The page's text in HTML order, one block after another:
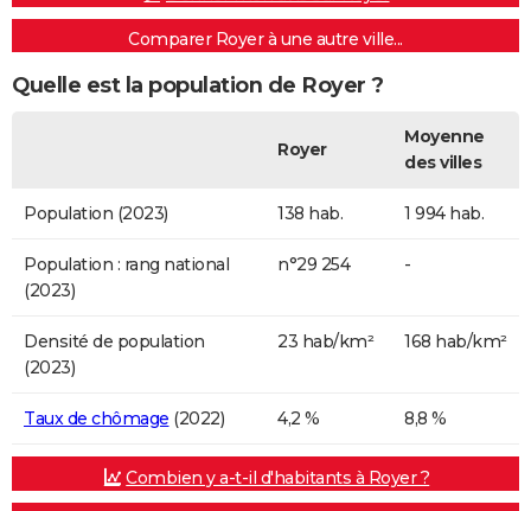
Comparer Royer à une autre ville...
Quelle est la population de Royer ?
Royer
Moyenne
des villes
Population (2023) 138 hab. 1 994 hab.
Population : rang national
(2023)
n°29 254 -
Densité de population
(2023)
23 hab/km² 168 hab/km²
Taux de chômage (2022) 4,2 % 8,8 %
Combien y a-t-il d'habitants à Royer ?